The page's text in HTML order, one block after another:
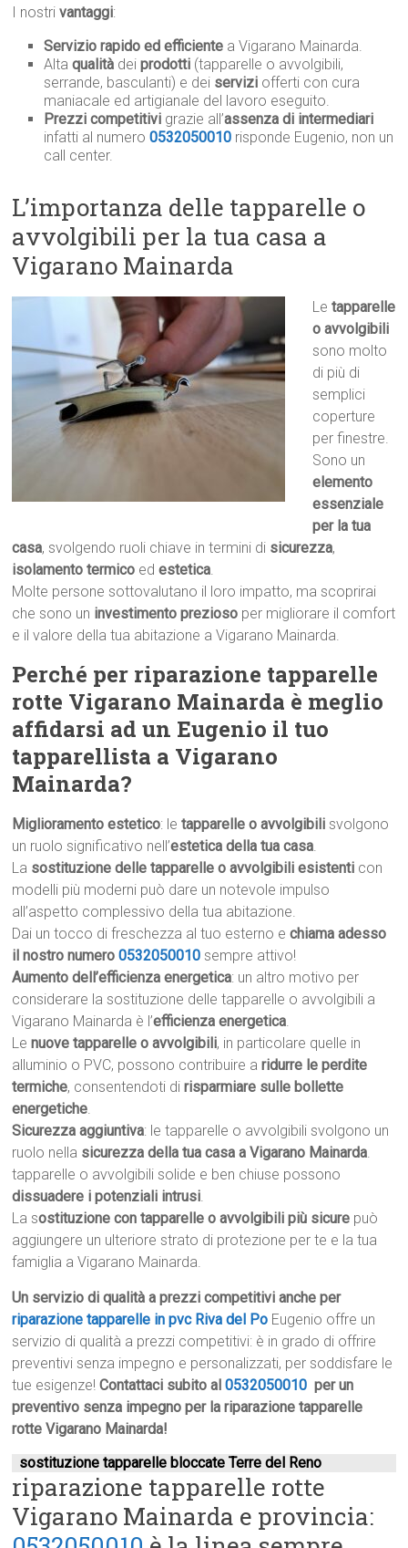
I nostrivantaggi:
Servizio rapido ed efficiente a Vigarano Mainarda.
Altaqualità deiprodotti (tapparelle o avvolgibili,
serrande, basculanti) e dei servizi offerti con cura
maniacale ed artigianale del lavoro eseguito.
Prezzi competitivi grazie all’assenza di intermediari
infatti al numero0532050010 risponde Eugenio, non un
call center.
L’importanza delle tapparelle o
avvolgibili per la tua casa a
Vigarano Mainarda
Letapparelle
o avvolgibili
sono molto
di più di
semplici
coperture
per finestre.
Sono un
elemento
essenziale
per la tua
casa, svolgendo ruoli chiave in termini di sicurezza,
isolamento termico edestetica.
Molte persone sottovalutano il loro impatto, ma scoprirai
che sono un investimento prezioso per migliorare il comfort
e il valore della tua abitazione a Vigarano Mainarda.
Perché per riparazione tapparelle
rotte Vigarano Mainarda è meglio
affidarsi ad un Eugenio il tuo
tapparellista a Vigarano
Mainarda?
Miglioramento estetico: letapparelle o avvolgibili svolgono
un ruolo significativo nell’estetica della tua casa.
La sostituzione delle tapparelle o avvolgibili esistenti con
modelli più moderni può dare un notevole impulso
all’aspetto complessivo della tua abitazione.
Dai un tocco di freschezza al tuo esterno echiama adesso
il nostro numero0532050010 sempre attivo!
Aumento dell’efficienza energetica: un altro motivo per
considerare la sostituzione delle tapparelle o avvolgibili a
Vigarano Mainarda è l’efficienza energetica.
Lenuove tapparelle o avvolgibili, in particolare quelle in
alluminio o PVC, possono contribuire aridurre le perdite
termiche, consentendoti dirisparmiare sulle bollette
energetiche.
Sicurezza aggiuntiva: le tapparelle o avvolgibili svolgono un
ruolo nella sicurezza della tua casa a Vigarano Mainarda.
tapparelle o avvolgibili solide e ben chiuse possono
dissuadere i potenziali intrusi.
La sostituzione con tapparelle o avvolgibili più sicure può
aggiungere un ulteriore strato di protezione per te e la tua
famiglia a Vigarano Mainarda.
Un servizio di qualità a prezzi competitivi anche per
riparazione tapparelle in pvc Riva del Po Eugenio offre un
servizio di qualità a prezzi competitivi: è in grado di offrire
preventivi senza impegno e personalizzati, per soddisfare le
tue esigenze!Contattaci subito al0532050010 per un
preventivo senza impegno per la riparazione tapparelle
rotte Vigarano Mainarda!
sostituzione tapparelle bloccate Terre del Reno
riparazione tapparelle rotte
Vigarano Mainarda e provincia: